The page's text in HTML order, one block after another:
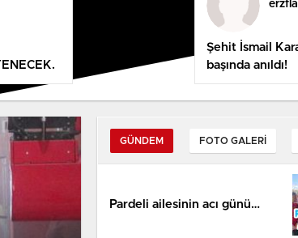
Şehit İsmail
başında anıldı!
GÜNDEM FOTO GALERI
Pardeli ailesinin acı günü…